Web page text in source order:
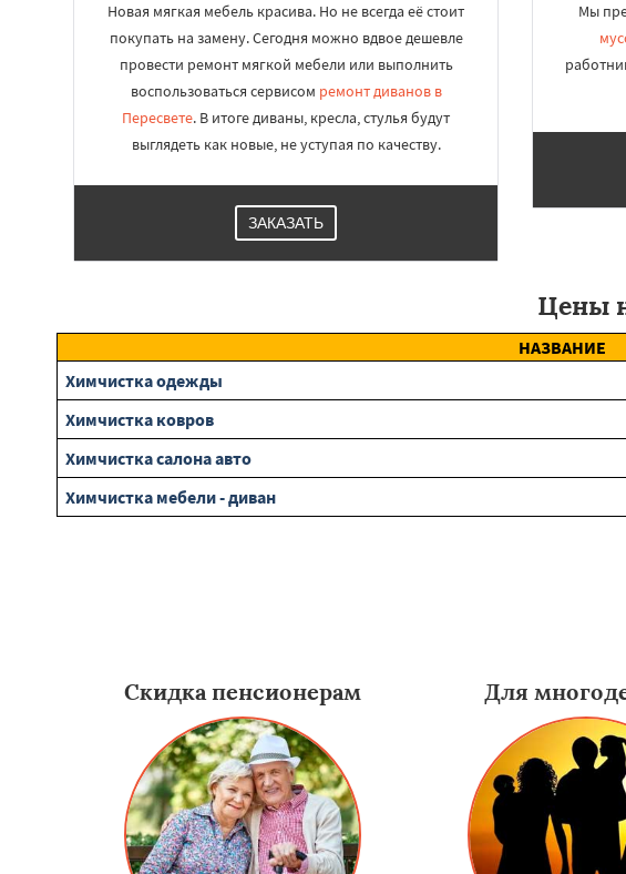
Раменское Реутов
Рузф
Сергиев Посад
Купавна Ступино
Химки Хотьково
Электрогорск
Электросталь
Измайлово
Новая мягкая мебель красива. Но не всегда её стоит
покупать на замену. Сегодня можно вдвое дешевле
провести ремонт мягкой мебели или выполнить
воспользоваться сервисом ремонт диванов в
Пересвете. В итоге диваны, кресла, стулья будут
выглядеть как новые, не уступая по качеству.
ЗАКАЗАТЬ
Мы
Цены
НАЗВАНИЕ
Химчистка одежды
Химчистка ковров
Химчистка салона авто
Химчистка мебели - диван
Скидка пенсионерам Для